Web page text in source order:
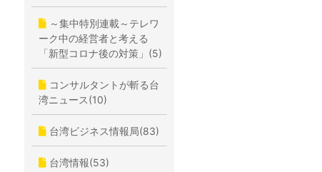
～集中特別連載～テレワ
ーク中の経営者と考える
「新型コロナ後の対策」(5)
コンサルタントが斬る台
湾ニュース(10)
台湾ビジネス情報局(83)
台湾情報(53)